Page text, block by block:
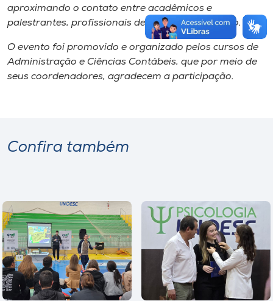
aproximando o contato entre acadêmicos e
palestrantes, profissionais de renomada atuação.
O evento foi promovido e organizado pelos cursos de
Administração e Ciências Contábeis, que por meio de
seus coordenadores, agradecem a participação.
Confira também